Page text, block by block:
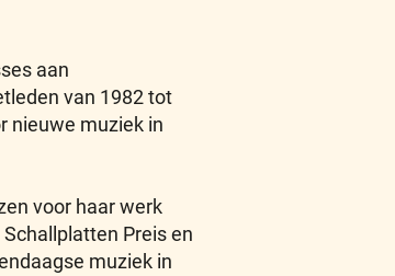
aan
van 1982 tot
nieuwe muziek in
voor haar werk
Preis en
muziek in